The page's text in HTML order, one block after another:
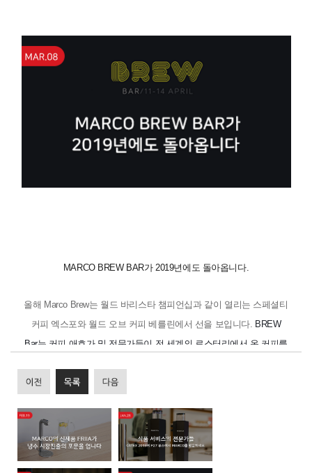
MARCO BREW BAR가2019년에도 돌아옵니다.
올해 Marco Brew는 월드 바리스타 챔피언십과 같이 열리는 스페셜티
커피 엑스포와 월드 오브 커피 베를린에서 선을 보입니다. BREW
Bar는 커피 애호가 및 전문가들이 전 세계의 로스터리에서 온 커피를
커피 추출 방법